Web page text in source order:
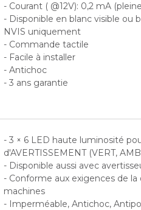
- Courant ( @12V): 0,2 mA
- Disponible en blanc visible ou
NVIS uniquement
- Commande tactile
- Facile à installer
- Antichoc
- 3 ans garantie
- 3 × 6 LED haute luminosité
d'AVERTISSEMENT (VERT,
- Disponible aussi avec
- Conforme aux exigences de la
machines
- Imperméable, Antichoc,